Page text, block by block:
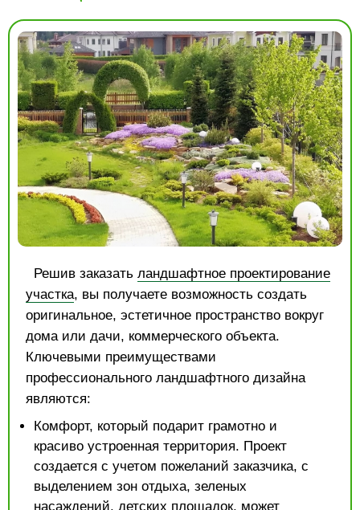
Решив заказать ландшафтное проектирование
участка, вы получаете возможность создать
оригинальное, эстетичное пространство вокруг
дома или дачи, коммерческого объекта.
Ключевыми преимуществами
профессионального ландшафтного дизайна
являются:
Комфорт, который подарит грамотно и
красиво устроенная территория. Проект
создается с учетом пожеланий заказчика, с
выделением зон отдыха, зеленых
насаждений, детских площадок, может